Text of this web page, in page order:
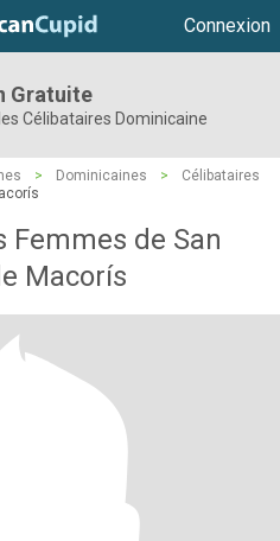
Connexion
Gratuite
Célibataires Dominicaine
> Dominicaines >
Célibataires
Femmes de San
Macorís